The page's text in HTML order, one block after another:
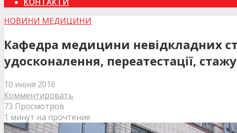
НОВИНИ МЕДИЦИНИ
Кафедра медицини невідкладних
удосконалення, переатестації,
10 июня 2016
Комментировать
73 Просмотров
1 минут на прочтение